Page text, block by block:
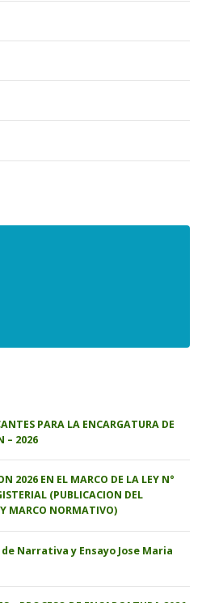
PARA LA ENCARGATURA DE
– 2026
2026 EN EL MARCO DE LA LEY N°
(PUBLICACION DEL
MARCO NORMATIVO)
Narrativa y Ensayo Jose Maria